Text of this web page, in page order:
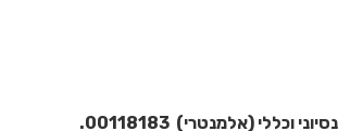
וכללי (אלמנטרי) 00118183.